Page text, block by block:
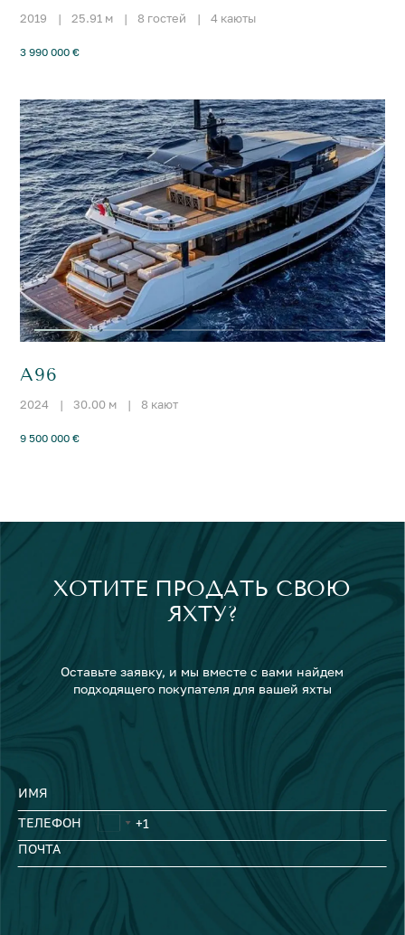
2019 | 25.91 м | 8 гостей | 4 каюты
3 990 000 €
A96
2024 | 30.00 м | 8 кают
9 500 000 €
ХОТИТЕ ПРОДАТЬ СВОЮ
ЯХТУ?
Оставьте заявку, и мы вместе с вами найдем
подходящего покупателя для вашей яхты
ИМЯ
ТЕЛЕФОН
ПОЧТА